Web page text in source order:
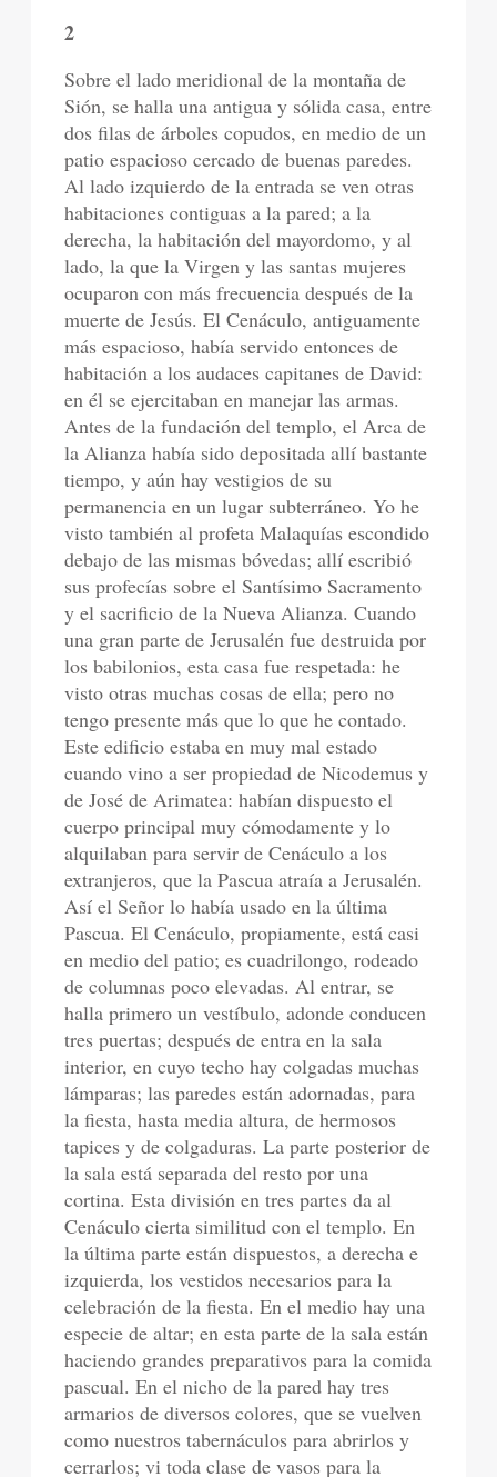
2
Sobre el lado meridional de la montaña de
Sión, se halla una antigua y sólida casa, entre
dos filas de árboles copudos, en medio de un
patio espacioso cercado de buenas paredes.
Al lado izquierdo de la entrada se ven otras
habitaciones contiguas a la pared; a la
derecha, la habitación del mayordomo, y al
lado, la que la Virgen y las santas mujeres
ocuparon con más frecuencia después de la
muerte de Jesús. El Cenáculo, antiguamente
más espacioso, había servido entonces de
habitación a los audaces capitanes de David:
en él se ejercitaban en manejar las armas.
Antes de la fundación del templo, el Arca de
la Alianza había sido depositada allí bastante
tiempo, y aún hay vestigios de su
permanencia en un lugar subterráneo. Yo he
visto también al profeta Malaquías escondido
debajo de las mismas bóvedas; allí escribió
sus profecías sobre el Santísimo Sacramento
y el sacrificio de la Nueva Alianza. Cuando
una gran parte de Jerusalén fue destruida por
los babilonios, esta casa fue respetada: he
visto otras muchas cosas de ella; pero no
tengo presente más que lo que he contado.
Este edificio estaba en muy mal estado
cuando vino a ser propiedad de Nicodemus y
de José de Arimatea: habían dispuesto el
cuerpo principal muy cómodamente y lo
alquilaban para servir de Cenáculo a los
extranjeros, que la Pascua atraía a Jerusalén.
Así el Señor lo había usado en la última
Pascua. El Cenáculo, propiamente, está casi
en medio del patio; es cuadrilongo, rodeado
de columnas poco elevadas. Al entrar, se
halla primero un vestíbulo, adonde conducen
tres puertas; después de entra en la sala
interior, en cuyo techo hay colgadas muchas
lámparas; las paredes están adornadas, para
la fiesta, hasta media altura, de hermosos
tapices y de colgaduras. La parte posterior de
la sala está separada del resto por una
cortina. Esta división en tres partes da al
Cenáculo cierta similitud con el templo. En
la última parte están dispuestos, a derecha e
izquierda, los vestidos necesarios para la
celebración de la fiesta. En el medio hay una
especie de altar; en esta parte de la sala están
haciendo grandes preparativos para la comida
pascual. En el nicho de la pared hay tres
armarios de diversos colores, que se vuelven
como nuestros tabernáculos para abrirlos y
cerrarlos; vi toda clase de vasos para la